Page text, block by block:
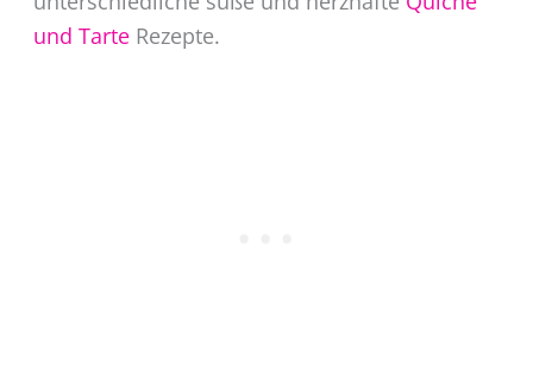
und TarteRezepte.